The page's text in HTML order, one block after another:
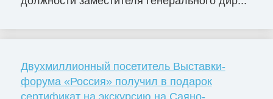
Двухмиллионный посетитель Выставки-
форума «Россия» получил в подарок